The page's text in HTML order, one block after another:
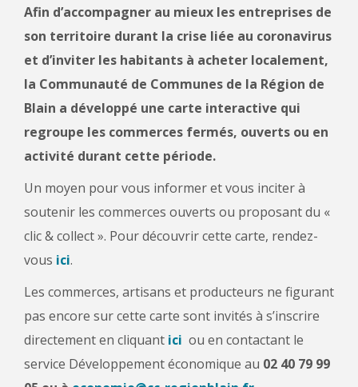
Afin d’accompagner au mieux les entreprises de
son territoire durant la crise liée au coronavirus
et d’inviter les habitants à acheter localement,
la Communauté de Communes de la Région de
Blain a développé une carte interactive qui
regroupe les commerces fermés, ouverts ou en
activité durant cette période.
Un moyen pour vous informer et vous inciter à
soutenir les commerces ouverts ou proposant du «
clic & collect ». Pour découvrir cette carte, rendez-
vous ici.
Les commerces, artisans et producteurs ne figurant
pas encore sur cette carte sont invités à s’inscrire
directement en cliquant ici ou en contactant le
service Développement économique au 02 40 79 99